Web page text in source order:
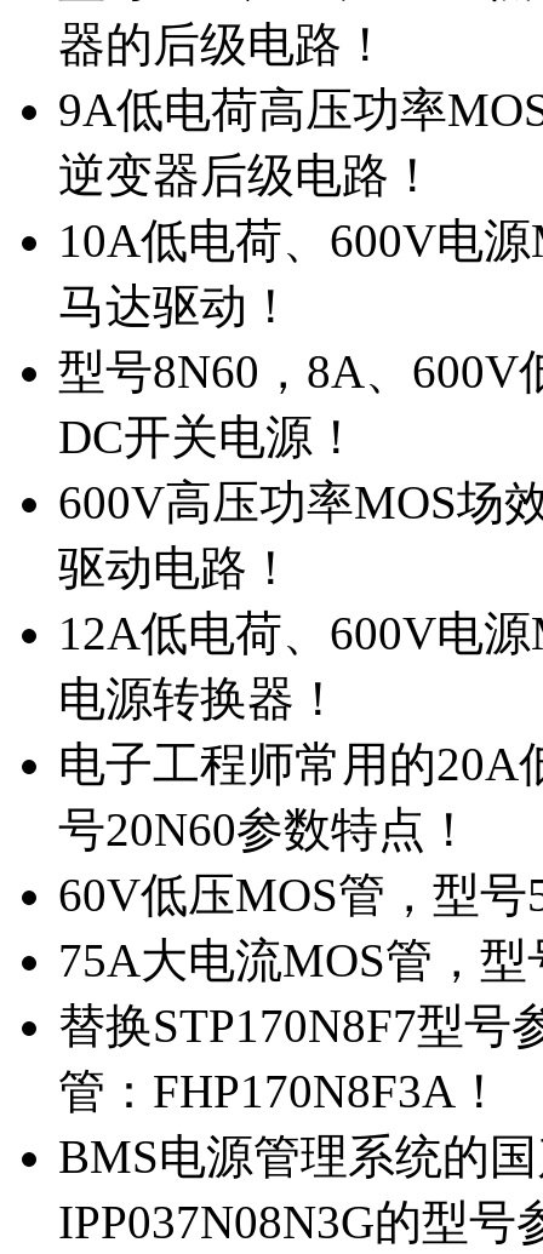
器的后级电路！
9A低电荷高压功率
逆变器后级电路！
10A低电荷、600V电
马达驱动！
型号8N60，8A、
DC开关电源！
600V高压功率MOS场
驱动电路！
12A低电荷、600V电
电源转换器！
电子工程师常用的20A
号20N60参数特点！
60V低压MOS管，型
75A大电流MOS管，
替换STP170N8F7型
管：FHP170N8F3A！
BMS电源管理系统的
IPP037N08N3G的型号